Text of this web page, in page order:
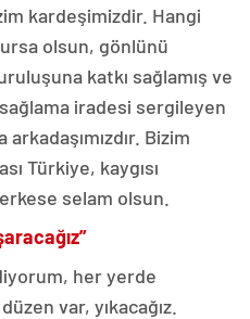
kardeşimizdir. Hangi
olsun, gönlünü
katkı sağlamış ve
iradesi sergileyen
Bizim
Türkiye, kaygısı
selam olsun.
her yerde
var, yıkacağız.